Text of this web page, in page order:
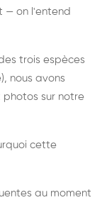
— on l'entend
trois espèces
nous avons
sur notre
cette
au moment